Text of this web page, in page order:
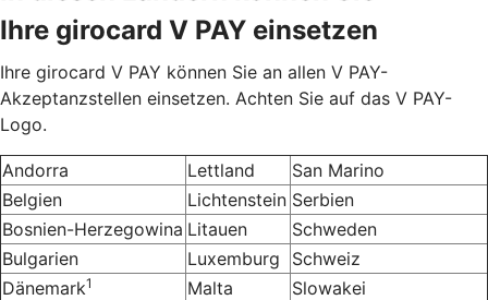
Ihre girocard V PAY einsetzen
Ihre girocard V PAY können Sie an allen V PAY-
Akzeptanzstellen einsetzen. Achten Sie auf das V PAY-
Logo.
Andorra Lettland
San Marino
Belgien
Lichtenstein Serbien
Bosnien-Herzegowina Litauen
Schweden
Bulgarien
Luxemburg
Schweiz
Dänemark1 Malta
Slowakei